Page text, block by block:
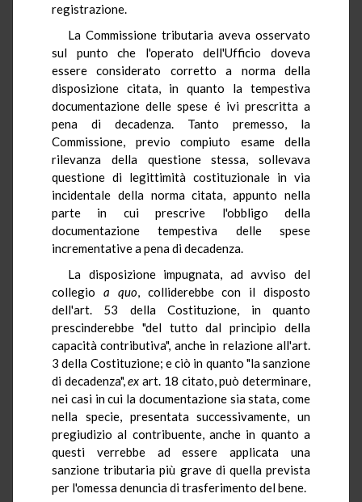
registrazione.
La Commissione tributaria aveva osservato
sul punto che l'operato dell'Ufficio doveva
essere considerato corretto a norma della
disposizione citata, in quanto la tempestiva
documentazione delle spese é ivi prescritta a
pena di decadenza. Tanto premesso, la
Commissione, previo compiuto esame della
rilevanza della questione stessa, sollevava
questione di legittimità costituzionale in via
incidentale della norma citata, appunto nella
parte in cui prescrive l'obbligo della
documentazione tempestiva delle spese
incrementative a pena di decadenza.
La disposizione impugnata, ad avviso del
collegio a quo, colliderebbe con il disposto
dell'art. 53 della Costituzione, in quanto
prescinderebbe "del tutto dal principio della
capacità contributiva", anche in relazione all'art.
3 della Costituzione; e ciò in quanto "la sanzione
di decadenza",ex art. 18 citato, può determinare,
nei casi in cui la documentazione sia stata, come
nella specie, presentata successivamente, un
pregiudizio al contribuente, anche in quanto a
questi verrebbe ad essere applicata una
sanzione tributaria più grave di quella prevista
per l'omessa denuncia di trasferimento del bene.